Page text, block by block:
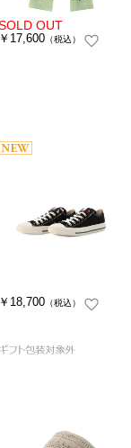
￥17,600 （税込）
￥18,700 （税込）